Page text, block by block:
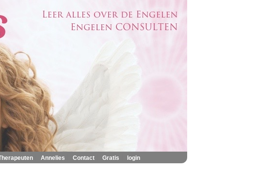
Annelies Contact Gratis login